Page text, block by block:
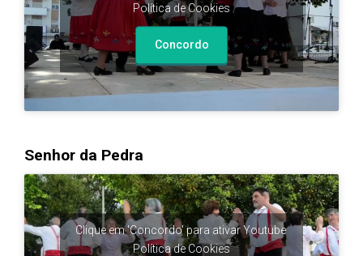
Política de Cookies
Concordo
Senhor da Pedra
Clique em 'Concordo' para ativar Youtube
Política de Cookies